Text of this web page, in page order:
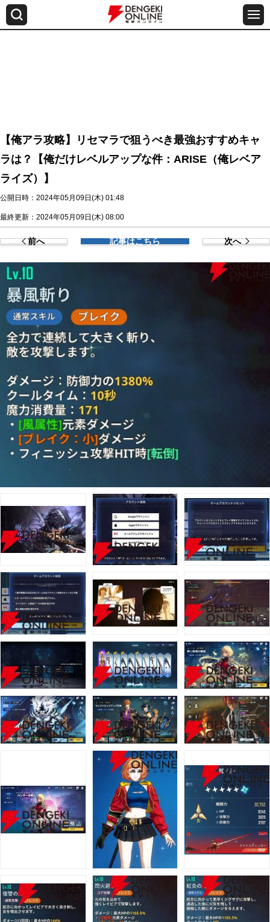
【俺アラ攻略】リセマラで狙うべき最強おすすめキャ
ラは？【俺だけレベルアップな件：ARISE（俺レベア
ライズ）】
公開日時：2024年05月09日(木) 01:48
最終更新：2024年05月09日(木) 08:00
前へ 記事はこちら 次へ